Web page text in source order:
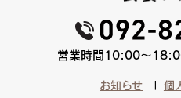
営業時間10:00〜
お知らせ 個